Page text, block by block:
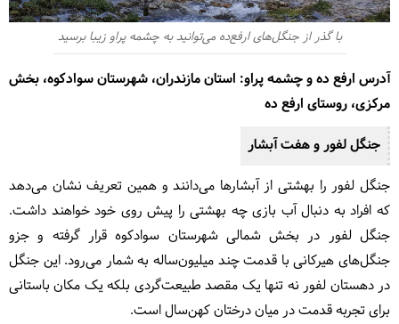
با گذر از جنگل‌های ارفع‌ده می‌توانید به چشمه پراو زیبا برسید
آدرس ارفع ده و چشمه پراو: استان مازندران، شهرستان سوادکوه، بخش
مرکزی، روستای ارفع ده
جنگل لفور و هفت آبشار
جنگل لفور را بهشتی از آبشارها می‌دانند و همین تعریف نشان می‌دهد
که افراد به دنبال آب بازی چه بهشتی را پیش روی خود خواهند داشت.
جنگل لفور در بخش شمالی شهرستان سوادکوه قرار گرفته و جزو
جنگل‌های هیرکانی با قدمت چند میلیون‌ساله به شمار می‌رود. این جنگل
در دهستان لفور نه تنها یک مقصد طبیعت‌گردی بلکه یک مکان باستانی
برای تجربه قدمت در میان درختان کهن‌سال است.